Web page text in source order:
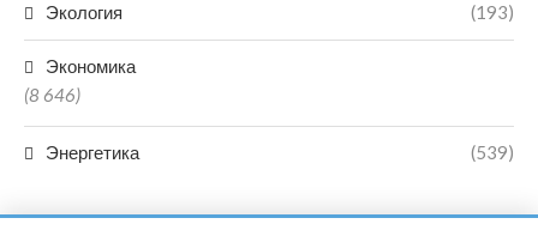
Экология (193)
Экономика
(8 646)
Энергетика (539)